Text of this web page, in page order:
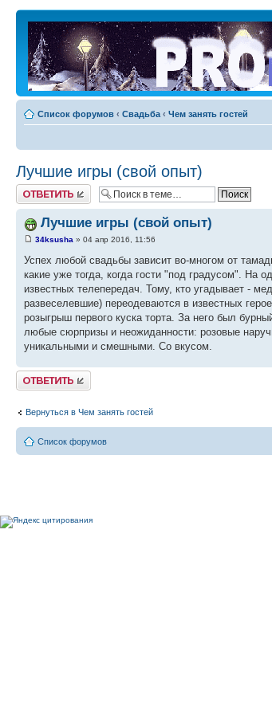
Список форумов ‹ Свадьба ‹ Чем занять гостей
Лучшие игры (свой опыт)
Ответить
Лучшие игры (свой опыт)
34ksusha » 04 апр 2016, 11:56
Успех любой свадьбы зависит во-многом от
какие уже тогда, когда гости "под градусом". На
известных телепередач. Тому, кто угадывает -
развеселевшие) переодеваются в известных
розыгрыш первого куска торта. За него был
любые сюрпризы и неожиданности: розовые
уникальными и смешными. Со вкусом.
Ответить
Вернуться в Чем занять гостей
Список форумов